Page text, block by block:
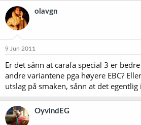
olavgn
9 Jun 2011
Er det sånn at carafa special 3 er
andre variantene pga høyere EBC?
utslag på smaken, sånn at det egentlig
OyvindEG